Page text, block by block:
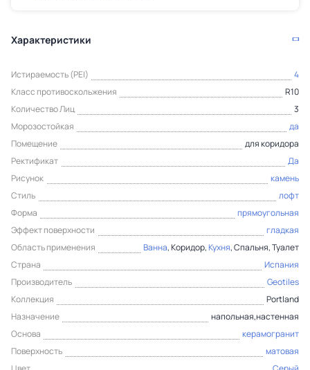
Характеристики
Истираемость (PEI)
4
Класс противоскольжения
R10
Количество Лиц
3
Морозостойкая
да
Помещение
для коридора
Ректификат
Да
Рисунок
камень
Стиль
лофт
Форма
прямоугольная
Эффект поверхности
гладкая
Область применения
Ванна, Коридор,Кухня, Спальня, Туалет
Страна
Испания
Производитель
Geotiles
Коллекция
Portland
Назначение
напольная,настенная
Основа
керамогранит
Поверхность
матовая